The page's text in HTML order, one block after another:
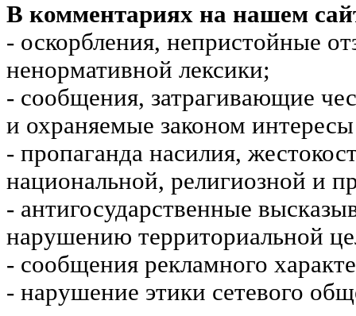
В комментариях на нашем
- оскорбления, непристойные
ненормативной лексики;
- сообщения, затрагивающие
и охраняемые законом
- пропаганда насилия,
национальной, религиозной и
- антигосударственные
нарушению территориальной
- сообщения рекламного
- нарушение этики сетевого